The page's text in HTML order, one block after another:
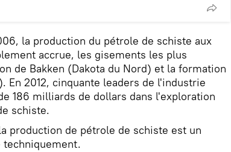
la production du pétrole de schiste aux
accrue, les gisements les plus
de Bakken (Dakota du Nord) et la formation
En 2012, cinquante leaders de l'industrie
186 milliards de dollars dans l'exploration
schiste.
production de pétrole de schiste est un